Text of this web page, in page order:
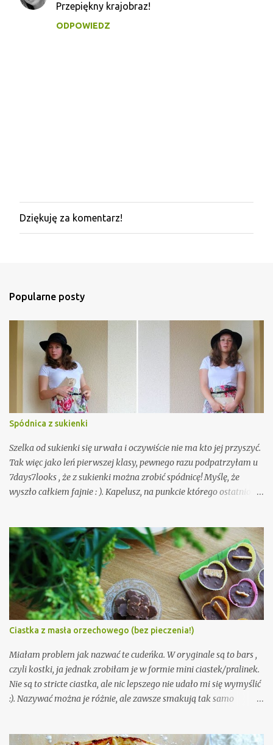
Przepiękny krajobraz!
ODPOWIEDZ
P
r
j
o
Dziękuję za komentarz!
Popularne posty
Spódnica z sukienki
Szelka od sukienki się urwała i oczywiście nie ma kto jej przyszyć.
Tak więc jako leń pierwszej klasy, pewnego razu podpatrzyłam u
7days7looks , że z sukienki można zrobić spódnicę! Myślę, że
wyszło całkiem fajnie : ). Kapelusz, na punkcie którego ostatnio
Ciastka z masła orzechowego (bez pieczenia!)
Miałam problem jak nazwać te cudeńka. W oryginale są to bars ,
czyli kostki, ja jednak zrobiłam je w formie mini ciastek/pralinek.
Nie są to stricte ciastka, ale nic lepszego nie udało mi się wymyślić
:). Nazywać można je różnie, ale zawsze smakują tak samo
Nie da się tego opisać, trzeba spróbować. Wystarczy 5 składników